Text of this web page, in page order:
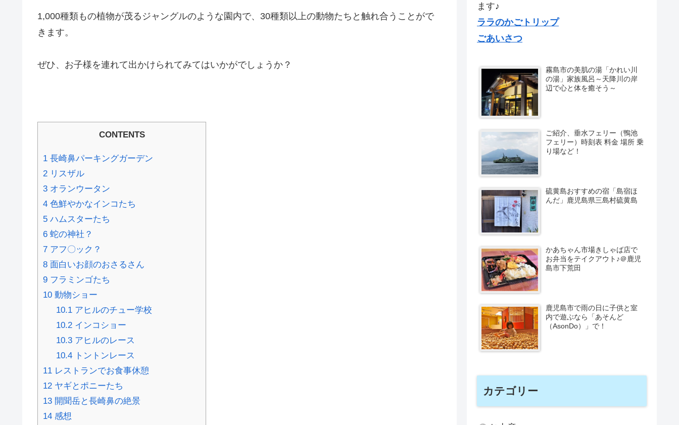
1,000種類もの植物が茂るジャングルのような園内で、30種類以上の動物たちと触れ合うことがで
きます。
ぜひ、お子様を連れて出かけられてみてはいかがでしょうか？
CONTENTS
1 長崎鼻パーキングガーデン
2 リスザル
3 オランウータン
4 色鮮やかなインコたち
5 ハムスターたち
6 蛇の神社？
7 アフ〇ック？
8 面白いお顔のおさるさん
9 フラミンゴたち
10 動物ショー
10.1アヒルのチュー学校
10.2インコショー
10.3アヒルのレース
10.4トントンレース
11 レストランでお食事休憩
12 ヤギとポニーたち
13 開聞岳と長崎鼻の絶景
14 感想
ます♪
ララのかごトリップ
ごあいさつ
霧島市の美肌の湯「かれい川
の湯」家族風呂～天降川の岸
辺で心と体を癒そう～
ご紹介、垂水フェリー（鴨池
フェリー）時刻表 料金 場所 乗
り場など！
硫黄島おすすめの宿「島宿ほ
んだ」鹿児島県三島村硫黄島
かあちゃん市場きしゃば店で
お弁当をテイクアウト♪＠鹿児
島市下荒田
鹿児島市で雨の日に子供と室
内で遊ぶなら「あそんど
（AsonDo）」で！
カテゴリー